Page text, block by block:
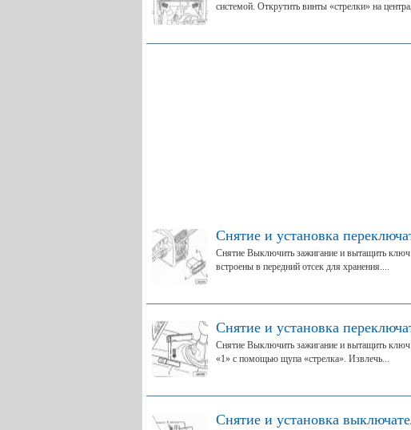
системой. Открутить винты «стрелки» на
Снятие и установка
Снятие Выключить зажигание и вытащить
встроены в передний отсек для хранения....
Снятие и установка
Снятие Выключить зажигание и вытащить
«1» с помощью щупа «стрелка». Извлечь...
Снятие и установка